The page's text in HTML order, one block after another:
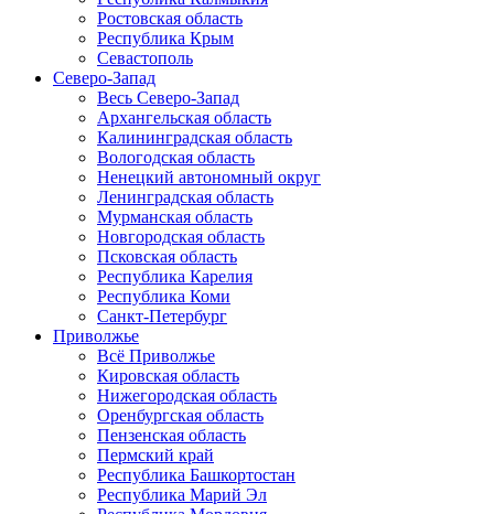
Ростовская область
Республика Крым
Севастополь
Северо-Запад
Весь Северо-Запад
Архангельская область
Калининградская область
Вологодская область
Ненецкий автономный округ
Ленинградская область
Мурманская область
Новгородская область
Псковская область
Республика Карелия
Республика Коми
Санкт-Петербург
Приволжье
Всё Приволжье
Кировская область
Нижегородская область
Оренбургская область
Пензенская область
Пермский край
Республика Башкортостан
Республика Марий Эл